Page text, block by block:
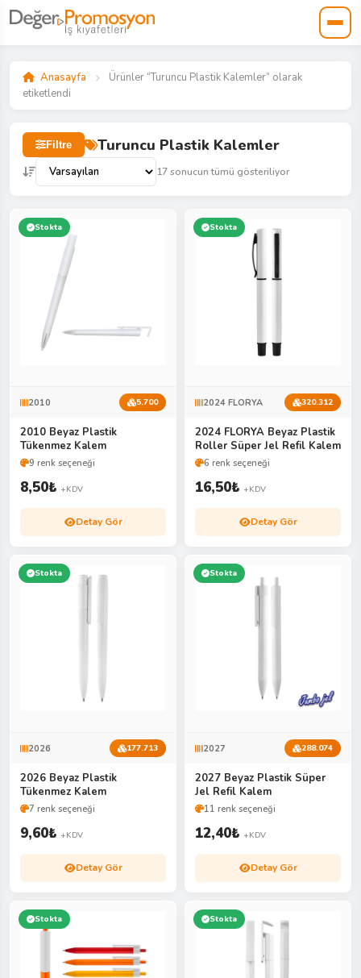
Anasayfa
Ürünler “Turuncu Plastik Kalemler” olarak
etiketlendi
Filtre Turuncu Plastik Kalemler
17 sonucun tümü gösteriliyor
Stokta
2010 5.700
2010 Beyaz Plastik
Tükenmez Kalem
9 renk seçeneği
8,50₺ +KDV
Detay Gör
Stokta
2024 FLORYA 320.312
2024 FLORYA Beyaz Plastik
Roller Süper Jel Refil Kalem
6 renk seçeneği
16,50₺ +KDV
Detay Gör
Stokta
2026 177.713
2026 Beyaz Plastik
Tükenmez Kalem
7 renk seçeneği
9,60₺ +KDV
Detay Gör
Stokta
2027 288.074
2027 Beyaz Plastik Süper
Jel Refil Kalem
11 renk seçeneği
12,40₺ +KDV
Detay Gör
Stokta Stokta